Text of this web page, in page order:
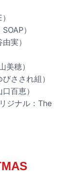
）
実）
美穂）
さされ組）
百恵）
ジナル：The